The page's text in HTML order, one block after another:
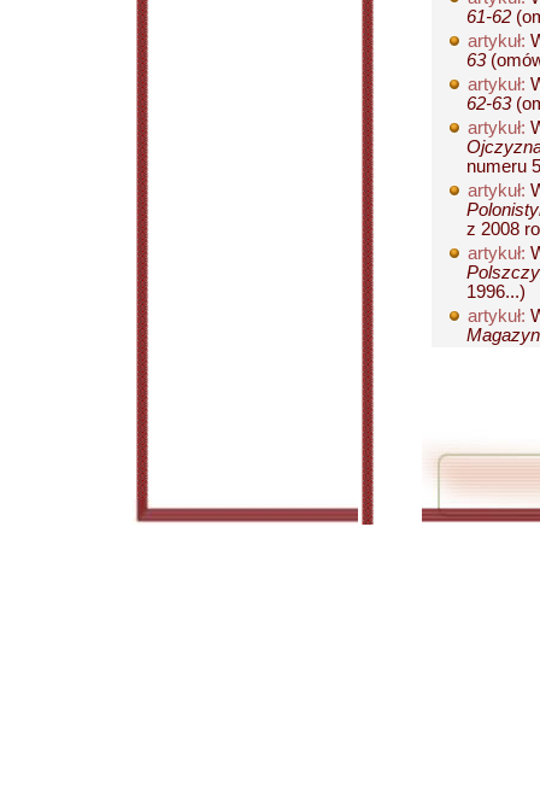
61-62
artykuł:
63
artykuł:
62-63
artykuł:
numeru
artykuł:
z 2008
artykuł:
1996...)
artykuł: